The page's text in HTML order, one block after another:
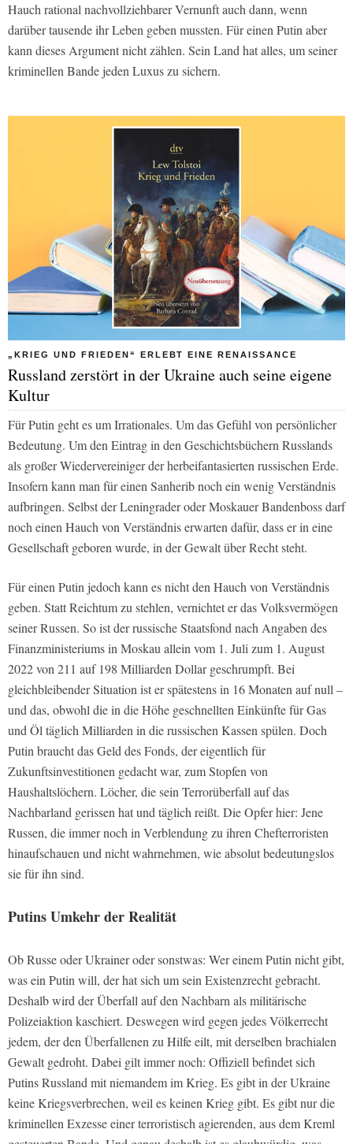
Hauch rational nachvollziehbarer Vernunft auch dann, wenn
darüber tausende ihr Leben geben mussten. Für einen Putin aber
kann dieses Argument nicht zählen. Sein Land hat alles, um seiner
kriminellen Bande jeden Luxus zu sichern.
„KRIEG UND FRIEDEN“ ERLEBT EINE RENAISSANCE
Russland zerstört in der Ukraine auch seine eigene
Kultur
Für Putin geht es um Irrationales. Um das Gefühl von persönlicher
Bedeutung. Um den Eintrag in den Geschichtsbüchern Russlands
als großer Wiedervereiniger der herbeifantasierten russischen Erde.
Insofern kann man für einen Sanherib noch ein wenig Verständnis
aufbringen. Selbst der Leningrader oder Moskauer Bandenboss darf
noch einen Hauch von Verständnis erwarten dafür, dass er in eine
Gesellschaft geboren wurde, in der Gewalt über Recht steht.
Für einen Putin jedoch kann es nicht den Hauch von Verständnis
geben. Statt Reichtum zu stehlen, vernichtet er das Volksvermögen
seiner Russen. So ist der russische Staatsfond nach Angaben des
Finanzministeriums in Moskau allein vom 1. Juli zum 1. August
2022 von 211 auf 198 Milliarden Dollar geschrumpft. Bei
gleichbleibender Situation ist er spätestens in 16 Monaten auf null –
und das, obwohl die in die Höhe geschnellten Einkünfte für Gas
und Öl täglich Milliarden in die russischen Kassen spülen. Doch
Putin braucht das Geld des Fonds, der eigentlich für
Zukunftsinvestitionen gedacht war, zum Stopfen von
Haushaltslöchern. Löcher, die sein Terrorüberfall auf das
Nachbarland gerissen hat und täglich reißt. Die Opfer hier: Jene
Russen, die immer noch in Verblendung zu ihren Chefterroristen
hinaufschauen und nicht wahrnehmen, wie absolut bedeutungslos
sie für ihn sind.
Putins Umkehr der Realität
Ob Russe oder Ukrainer oder sonstwas: Wer einem Putin nicht gibt,
was ein Putin will, der hat sich um sein Existenzrecht gebracht.
Deshalb wird der Überfall auf den Nachbarn als militärische
Polizeiaktion kaschiert. Deswegen wird gegen jedes Völkerrecht
jedem, der den Überfallenen zu Hilfe eilt, mit derselben brachialen
Gewalt gedroht. Dabei gilt immer noch: Offiziell befindet sich
Putins Russland mit niemandem im Krieg. Es gibt in der Ukraine
keine Kriegsverbrechen, weil es keinen Krieg gibt. Es gibt nur die
kriminellen Exzesse einer terroristisch agierenden, aus dem Kreml